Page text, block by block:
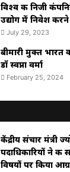
विश्‍व की निजी
उद्योग में निवेश
July 29, 2023
बीमारी मुक्त भारत
डाॅ स्वप्ना वर्मा
February 25, 2024
केंद्रीय संचार मंत्री
पदाधिकारियों ने की
विषयों पर किया